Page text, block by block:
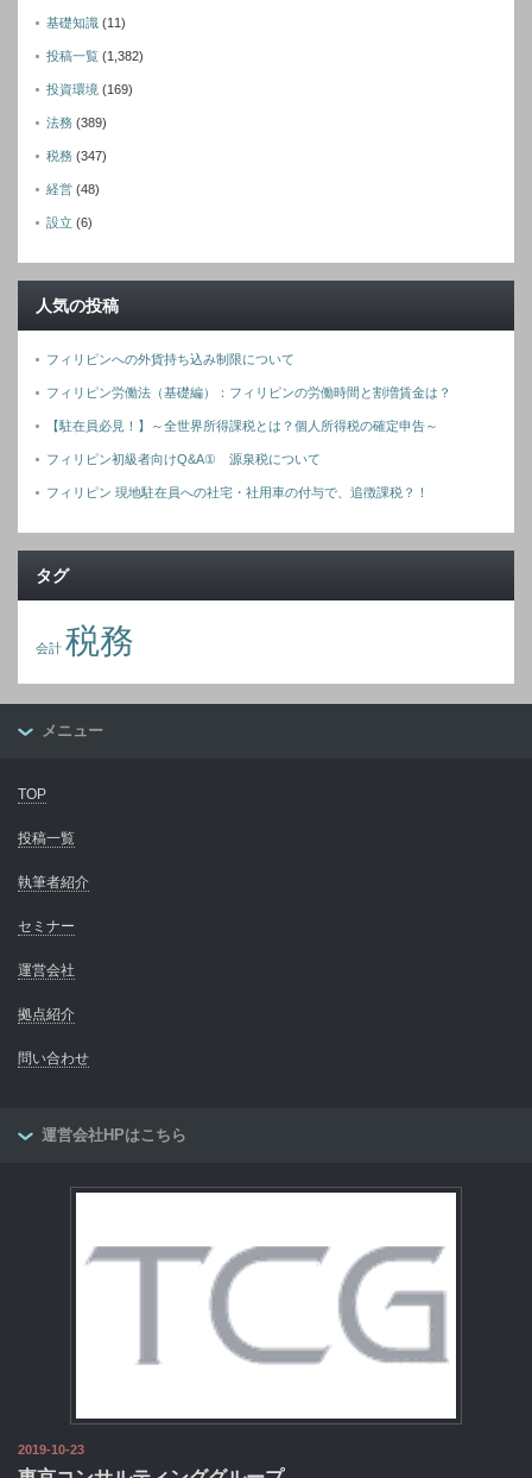
基礎知識 (11)
投稿一覧 (1,382)
投資環境 (169)
法務 (389)
税務 (347)
経営 (48)
設立 (6)
人気の投稿
フィリピンへの外貨持ち込み制限について
フィリピン労働法（基礎編）：フィリピンの労働時間と割増賃金は？
【駐在員必見！】～全世界所得課税とは？個人所得税の確定申告～
フィリピン初級者向けQ&A① 源泉税について
フィリピン 現地駐在員への社宅・社用車の付与で、追徴課税？！
タグ
会計 税務
メニュー
TOP
投稿一覧
執筆者紹介
セミナー
運営会社
拠点紹介
問い合わせ
運営会社HPはこちら
2019-10-23